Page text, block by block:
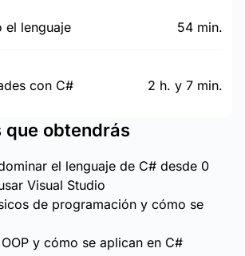
el lenguaje 54 min.
con C# 2 h. y 7 min.
que obtendrás
el lenguaje de C# desde 0
Visual Studio
de programación y cómo se
y cómo se aplican en C#